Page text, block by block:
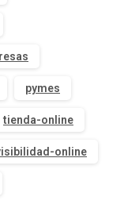
pymes
tienda-online
online